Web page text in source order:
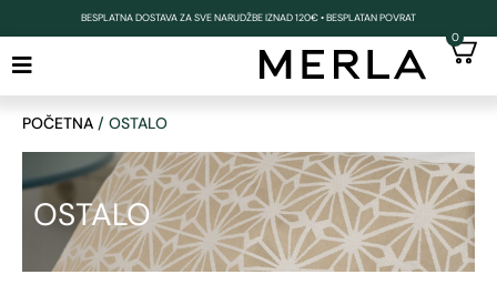
BESPLATNA DOSTAVA ZA SVE NARUDŽBE IZNAD 120€ • BESPLATAN POVRAT
0
POČETNA / OSTALO
OSTALO